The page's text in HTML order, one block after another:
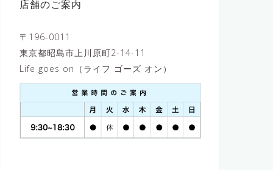
店舗のご案内
〒196-0011
東京都昭島市上川原町2-14-11
Life goes on（ライフ ゴーズ オン）